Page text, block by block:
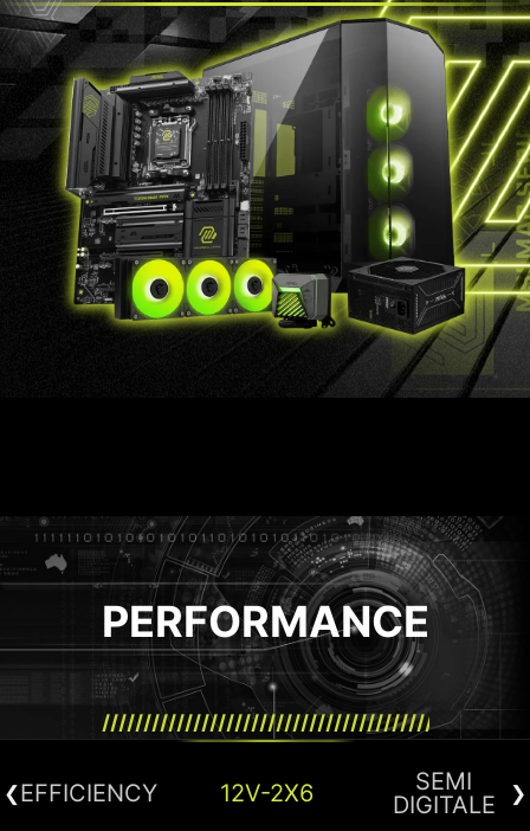
PERFORMANCE
EFFICIENCY 12V-2X6
SEMI
DIGITALE